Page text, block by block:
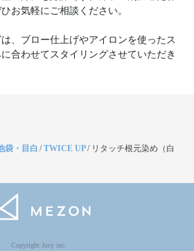
お気軽にご相談ください。
、ブロー仕上げやアイロンを使ったス
合わせてスタイリングさせていただき
袋・目白 /TWICE UP/ リタッチ根元染め（白
Copyright Jocy inc.